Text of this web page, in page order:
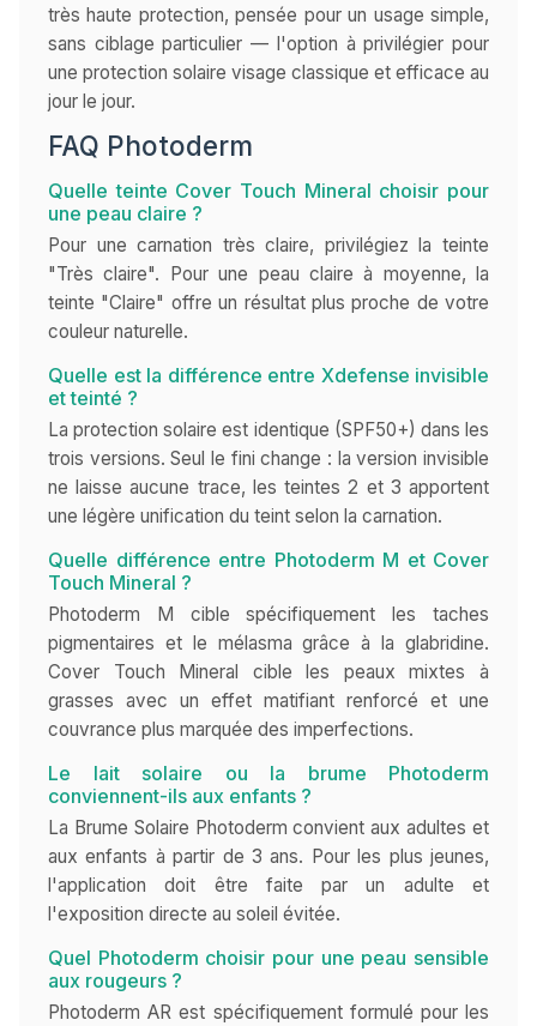
très haute protection, pensée pour un usage simple,
sans ciblage particulier — l'option à privilégier pour
une protection solaire visage classique et efficace au
jour le jour.
FAQ Photoderm
Quelle teinte Cover Touch Mineral choisir pour
une peau claire ?
Pour une carnation très claire, privilégiez la teinte
"Très claire". Pour une peau claire à moyenne, la
teinte "Claire" offre un résultat plus proche de votre
couleur naturelle.
Quelle est la différence entre Xdefense invisible
et teinté ?
La protection solaire est identique (SPF50+) dans les
trois versions. Seul le fini change : la version invisible
ne laisse aucune trace, les teintes 2 et 3 apportent
une légère unification du teint selon la carnation.
Quelle différence entre Photoderm M et Cover
Touch Mineral ?
Photoderm M cible spécifiquement les taches
pigmentaires et le mélasma grâce à la glabridine.
Cover Touch Mineral cible les peaux mixtes à
grasses avec un effet matifiant renforcé et une
couvrance plus marquée des imperfections.
Le lait solaire ou la brume Photoderm
conviennent-ils aux enfants ?
La Brume Solaire Photoderm convient aux adultes et
aux enfants à partir de 3 ans. Pour les plus jeunes,
l'application doit être faite par un adulte et
l'exposition directe au soleil évitée.
Quel Photoderm choisir pour une peau sensible
aux rougeurs ?
Photoderm AR est spécifiquement formulé pour les